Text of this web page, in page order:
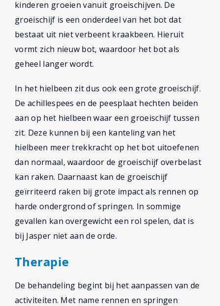
kinderen groeien vanuit groeischijven. De
groeischijf is een onderdeel van het bot dat
bestaat uit niet verbeent kraakbeen. Hieruit
vormt zich nieuw bot, waardoor het bot als
geheel langer wordt.
In het hielbeen zit dus ook een grote groeischijf.
De achillespees en de peesplaat hechten beiden
aan op het hielbeen waar een groeischijf tussen
zit. Deze kunnen bij een kanteling van het
hielbeen meer trekkracht op het bot uitoefenen
dan normaal, waardoor de groeischijf overbelast
kan raken. Daarnaast kan de groeischijf
geïrriteerd raken bij grote impact als rennen op
harde ondergrond of springen. In sommige
gevallen kan overgewicht een rol spelen, dat is
bij Jasper niet aan de orde.
Therapie
De behandeling begint bij het aanpassen van de
activiteiten. Met name rennen en springen